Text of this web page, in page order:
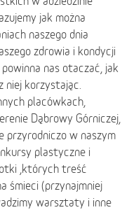
jak można
naszego dnia
zdrowia i kondycji
nas otaczać, jak
niej korzystając.
placówkach,
Dąbrowy Górniczej,
przyrodniczo w naszym
plastyczne i
,których treść
śmieci (przynajmniej
warsztaty i inne